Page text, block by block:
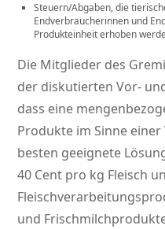
Steuern/Abgaben, die
Endverbraucherinnen und
Produkteinheit erhoben
Die Mitglieder des
der diskutierten Vor-
dass eine
Produkte im Sinne
besten geeignete
40 Cent pro kg Fleisch
und